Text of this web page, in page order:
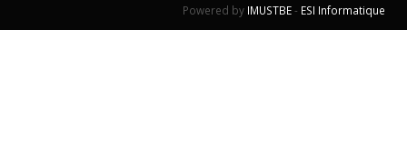
Powered by IMUSTBE- ESI Informatique